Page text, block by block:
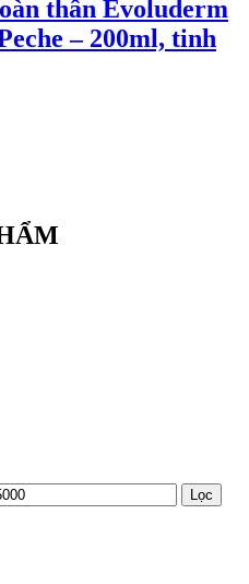
thân Evoluderm
– 200ml, tinh
Lọc